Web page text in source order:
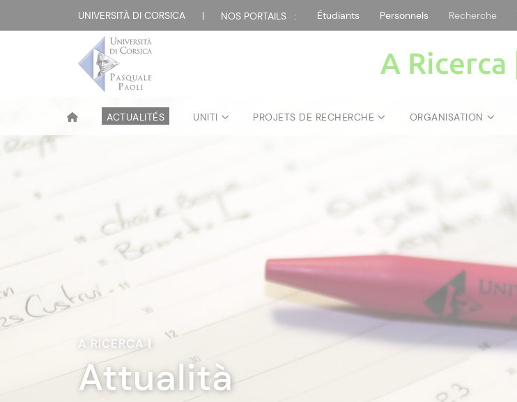
UNIVERSITÀ DI CORSICA | NOS PORTAILS : Étudiants Personnels Recherche
A Ricerca |
ACTUALITÉS UNITI PROJETS DE RECHERCHE ORGANISATION
A RICERCA|
Attualità